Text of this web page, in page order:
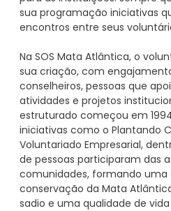
sua programação iniciativas
encontros entre seus
Na SOS Mata Atlântica, o
sua criação, com
conselheiros, pessoas que
atividades e projetos
estruturado começou em
iniciativas como o Plantando
Voluntariado Empresarial,
de pessoas participaram das
comunidades, formando uma
conservação da Mata
sadio e uma qualidade de